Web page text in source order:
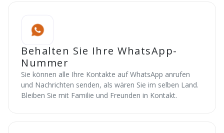
Behalten Sie Ihre WhatsApp-
Nummer
Sie können alle Ihre Kontakte auf WhatsApp anrufen
und Nachrichten senden, als wären Sie im selben Land.
Bleiben Sie mit Familie und Freunden in Kontakt.